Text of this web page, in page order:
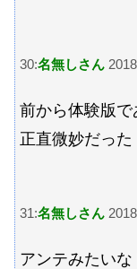
30:名無しさん
前から体験版
正直微妙だった
31:名無しさん
アンテみたい